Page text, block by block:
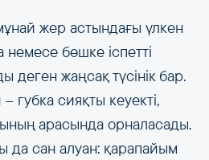
жер астындағы үлкен
бөшке іспетті
деген жаңсақ түсінік бар.
губка сияқты кеуекті,
арасында орналасады.
да сан алуан: қарапайым